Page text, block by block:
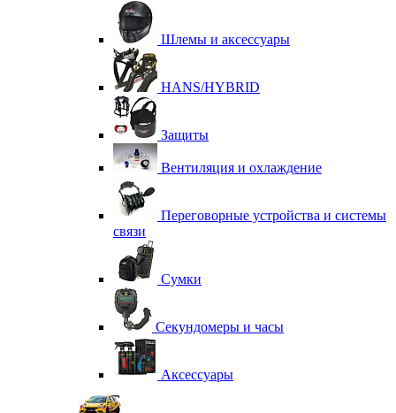
Шлемы и аксессуары
HANS/HYBRID
Защиты
Вентиляция и охлаждение
Переговорные устройства и системы
связи
Сумки
Секундомеры и часы
Аксессуары